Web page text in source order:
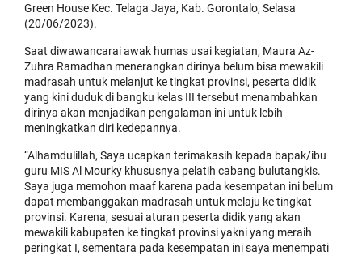
Green House Kec. Telaga Jaya, Kab. Gorontalo, Selasa
(20/06/2023).
Saat diwawancarai awak humas usai kegiatan, Maura Az-
Zuhra Ramadhan menerangkan dirinya belum bisa mewakili
madrasah untuk melanjut ke tingkat provinsi, peserta didik
yang kini duduk di bangku kelas III tersebut menambahkan
dirinya akan menjadikan pengalaman ini untuk lebih
meningkatkan diri kedepannya.
“Alhamdulillah, Saya ucapkan terimakasih kepada bapak/ibu
guru MIS Al Mourky khususnya pelatih cabang bulutangkis.
Saya juga memohon maaf karena pada kesempatan ini belum
dapat membanggakan madrasah untuk melaju ke tingkat
provinsi. Karena, sesuai aturan peserta didik yang akan
mewakili kabupaten ke tingkat provinsi yakni yang meraih
peringkat I, sementara pada kesempatan ini saya menempati